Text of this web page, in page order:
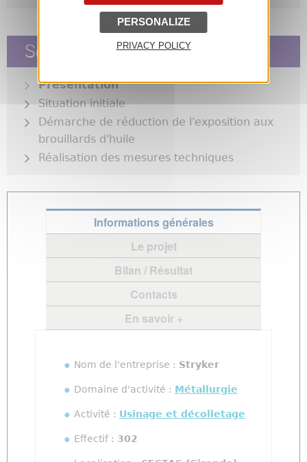
Sommaire
Présentation
Situation initiale
Démarche de réduction de l'exposition aux
brouillards d'huile
Réalisation des mesures techniques
Informations générales
Le projet
Bilan / Résultat
Contacts
En savoir +
Nom de l'entreprise : Stryker
Domaine d'activité : Métallurgie
Activité : Usinage et décolletage
Effectif : 302
PERSONALIZE
PRIVACY POLICY